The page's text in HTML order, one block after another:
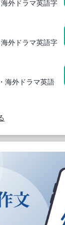
外ドラマ英語字
外ドラマ英語字
海外ドラマ英語